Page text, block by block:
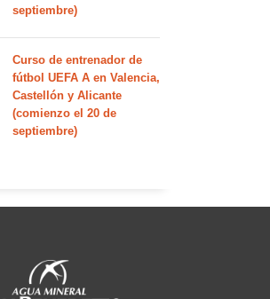
septiembre)
Curso de entrenador de
fútbol UEFA A en Valencia,
Castellón y Alicante
(comienzo el 20 de
septiembre)